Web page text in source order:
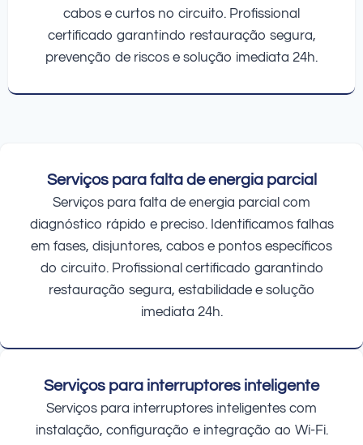
cabos e curtos no circuito. Profissional
certificado garantindo restauração segura,
prevenção de riscos e solução imediata 24h.
Serviços para falta de energia parcial
Serviços para falta de energia parcial com
diagnóstico rápido e preciso. Identificamos falhas
em fases, disjuntores, cabos e pontos específicos
do circuito. Profissional certificado garantindo
restauração segura, estabilidade e solução
imediata 24h.
Serviços para interruptores inteligente
Serviços para interruptores inteligentes com
instalação, configuração e integração ao Wi-Fi.